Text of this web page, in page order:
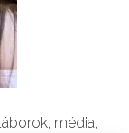
média,